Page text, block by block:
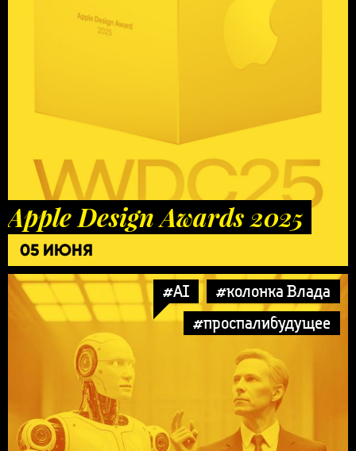
Apple Design Awards 2025
05 ИЮНЯ
#AI
#колонка Влада
#проспалибудущее